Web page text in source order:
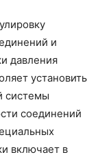
и
давления
установить
системы
соединений
включает в